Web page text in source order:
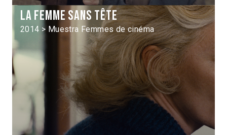
La Femme sans tête
2014 > Muestra Femmes de cinéma